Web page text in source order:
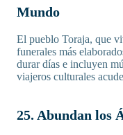
Mundo
El pueblo Toraja, que
funerales más
durar días e incluyen
viajeros culturales
25. Abundan los